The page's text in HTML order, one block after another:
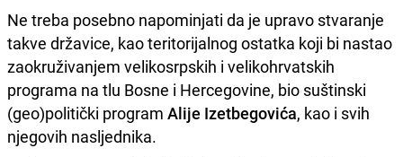
Ne treba posebno napominjati da je upravo stvaranje
takve državice, kao teritorijalnog ostatka koji bi nastao
zaokruživanjem velikosrpskih i velikohrvatskih
programa na tlu Bosne i Hercegovine, bio suštinski
(geo)politički program Alije Izetbegovića, kao i svih
njegovih nasljednika.